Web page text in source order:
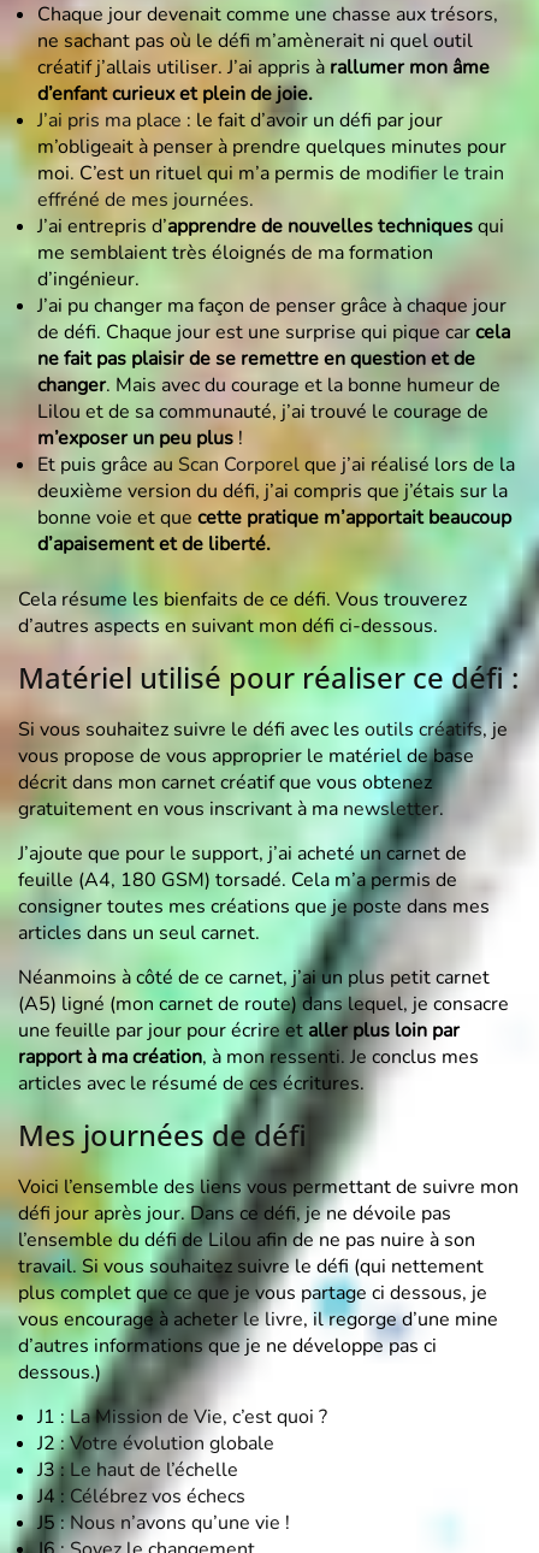
Chaque jour devenait comme une chasse aux trésors,
ne sachant pas où le défi m’amènerait ni quel outil
créatif j’allais utiliser. J’ai appris à rallumer mon âme
d’enfant curieux et plein de joie.
J’ai pris ma place: le fait d’avoir un défi par jour
m’obligeait à penser à prendre quelques minutes pour
moi. C’est un rituel qui m’a permis de modifier le train
effréné de mes journées.
J’ai entrepris d’apprendre de nouvelles techniquesqui
me semblaient très éloignés de ma formation
d’ingénieur.
J’ai pu changer ma façon de penser grâce à chaque jour
de défi. Chaque jour est une surprise qui pique carcela
ne fait pas plaisir de se remettre en question et de
changer. Mais avec du courage et la bonne humeur de
Lilou et de sa communauté, j’ai trouvé le courage de
m’exposer un peu plus !
Et puis grâce au Scan Corporelque j’ai réalisé lors de la
deuxième version du défi, j’ai compris que j’étais sur la
bonne voie et que cette pratique m’apportait beaucoup
d’apaisement et de liberté.
Cela résume les bienfaits de ce défi. Vous trouverez
d’autres aspects en suivant mon défi ci-dessous.
Matériel utilisé pour réaliser ce défi :
Si vous souhaitez suivre le défi avec les outils créatifs, je
vous propose de vous approprier le matériel de base
décrit dans mon carnet créatif que vous obtenez
gratuitement en vous inscrivant à ma newsletter.
J’ajoute que pour le support, j’ai acheté un carnet de
feuille (A4, 180 GSM) torsadé. Cela m’a permis de
consigner toutes mes créations que je poste dans mes
articles dans un seul carnet.
Néanmoins à côté de ce carnet, j’ai un plus petit carnet
(A5) ligné (mon carnet de route) dans lequel, je consacre
une feuille par jour pour écrire et aller plus loin par
rapport à ma création, à mon ressenti. Je conclus mes
articles avec le résumé de ces écritures.
Mes journées de défi
Voici l’ensemble des liens vous permettant de suivre mon
défi jour après jour. Dans ce défi, je ne dévoile pas
l’ensemble du défi de Lilou afin de ne pas nuire à son
travail. Si vous souhaitez suivre le défi (qui nettement
plus complet que ce que je vous partage ci dessous, je
vous encourage à acheterle livre, il regorge d’une mine
d’autres informations que je ne développe pas ci
dessous.)
J1 :La Mission de Vie, c’est quoi ?
J2 :Votre évolution globale
J3 :Le haut de l’échelle
J4 : Célébrez vos échecs
J5 :Nous n’avons qu’une vie !